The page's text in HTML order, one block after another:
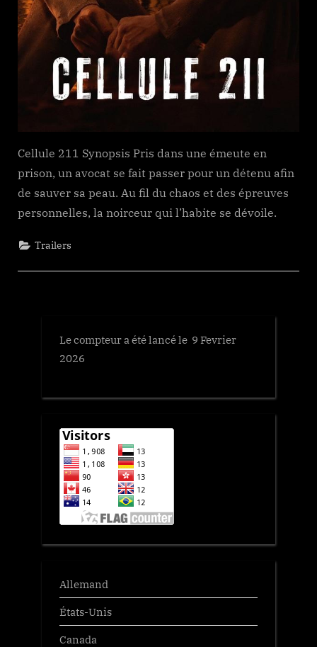
Cellule 211 Synopsis Pris dans une émeute en
prison, un avocat se fait passer pour un détenu afin
de sauver sa peau. Au fil du chaos et des épreuves
personnelles, la noirceur qui l’habite se dévoile.
Trailers
Le compteur a été lancé le 9 Fevrier
2026
Allemand
États-Unis
Canada